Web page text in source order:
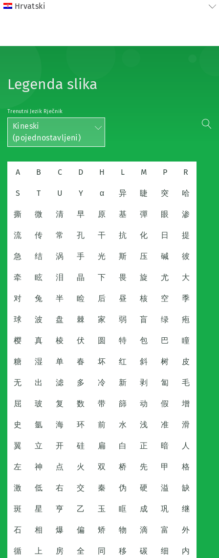
Hrvatski
Legenda slika
Trenutni Jezik Rječnik
Kineski
(pojednostavljeni)
A B C D H L M P R
S T U Y α 异 睫 突 哈
撕 微 清 早 原 基 彈 眼 渗
流 传 常 孔 干 抗 化 日 提
急 结 涡 手 光 斯 压 碱 彼
牵 眩 泪 晶 下 畏 旋 尤 大
对 兔 半 睑 后 昼 核 空 季
球 波 盘 棘 家 弱 盲 绿 疱
樱 真 棱 伏 圆 特 包 巴 瞳
糖 湿 单 春 坏 红 斜 树 皮
无 出 滤 多 冷 新 剥 匐 毛
屈 玻 复 数 带 篩 动 假 增
史 氩 海 环 前 水 浅 准 滑
翼 立 开 硅 扁 白 正 暗 人
左 神 点 火 双 桥 先 甲 格
激 低 右 交 秦 伪 硬 溢 缺
斑 星 亨 乙 玉 眶 成 巩 继
石 相 爆 偏 矫 物 滴 富 外
循 上 房 全 同 移 碳 细 内